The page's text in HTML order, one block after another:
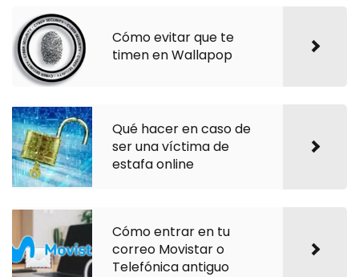
Cómo evitar que te
timen en Wallapop
Qué hacer en caso de
ser una víctima de
estafa online
Cómo entrar en tu
correo Movistar o
Telefónica antiguo